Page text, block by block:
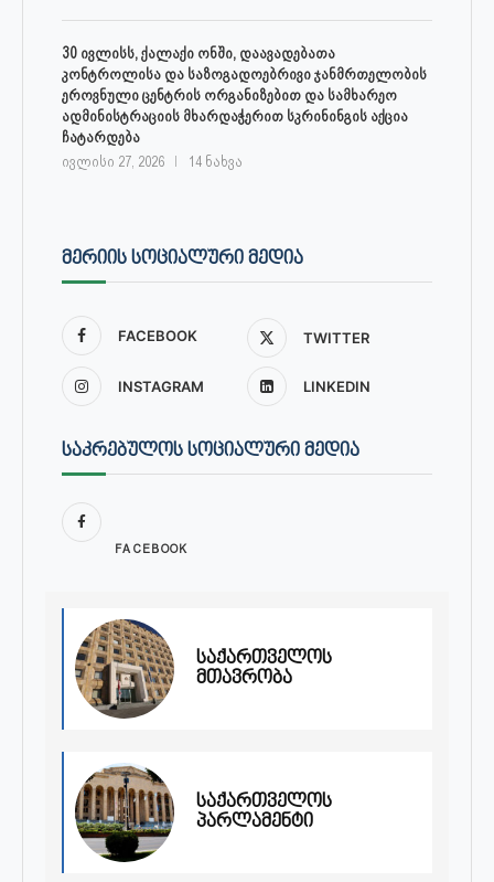
30 ივლისს, ქალაქი ონში, დაავადებათა
კონტროლისა და საზოგადოებრივი ჯანმრთელობის
ეროვნული ცენტრის ორგანიზებით და სამხარეო
ადმინისტრაციის მხარდაჭერით სკრინინგის აქცია
ჩატარდება
ივლისი 27, 2026 14 ნახვა
ᲛᲔᲠᲘᲘᲡ ᲡᲝᲪᲘᲐᲚᲣᲠᲘ ᲛᲔᲓᲘᲐ
FACEBOOK TWITTER
INSTAGRAM LINKEDIN
ᲡᲐᲙᲠᲔᲑᲣᲚᲝᲡ ᲡᲝᲪᲘᲐᲚᲣᲠᲘ ᲛᲔᲓᲘᲐ
FACEBOOK
საქართველოს
მთავრობა
საქართველოს
პარლამენტი